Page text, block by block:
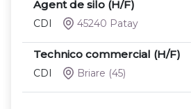
Agent de silo (H/F)
CDI 45240 Patay
Technico commercial (H/F)
CDI Briare (45)